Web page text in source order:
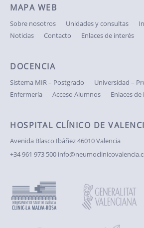
HOSPITAL CLÍNICO DE
Avenida Blasco Ibáñez46010 Valencia
+34 961 973 500
MAPA WEB
Sobre nosotros Unidades y consultas
Noticias
Contacto Enlaces de interés
DOCENCIA
Sistema MIR – Postgrado Universidad –
Enfermería
Acceso Alumnos Enlaces